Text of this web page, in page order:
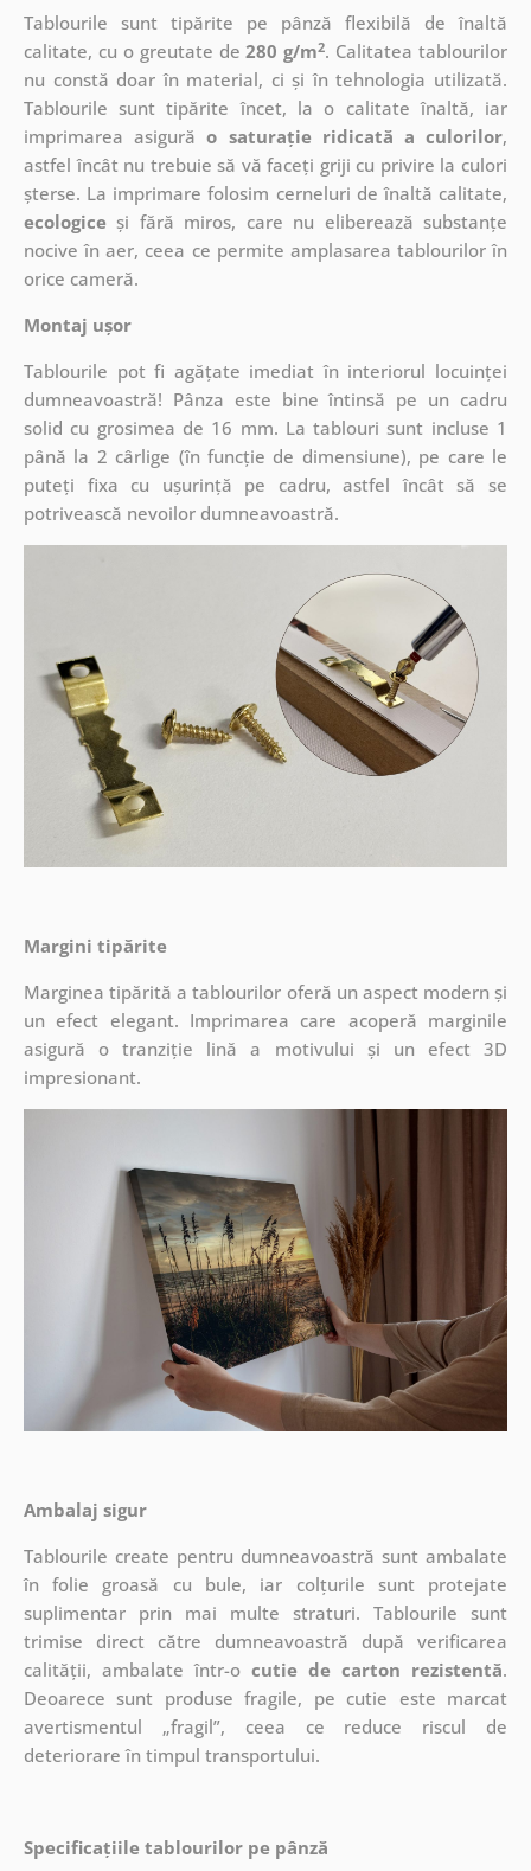
Tablourile sunt tipărite pe pânză flexibilă de înaltă
calitate, cu o greutate de280 g/m2. Calitatea tablourilor
nu constă doar în material, ci și în tehnologia utilizată.
Tablourile sunt tipărite încet, la o calitate înaltă, iar
imprimarea asigurăo saturație ridicată a culorilor,
astfel încât nu trebuie să vă faceți griji cu privire la culori
șterse. La imprimare folosim cerneluri de înaltă calitate,
ecologiceși fără miros, care nu eliberează substanțe
nocive în aer, ceea ce permite amplasarea tablourilor în
orice cameră.
Montaj ușor
Tablourile pot fi agățate imediat în interiorul locuinței
dumneavoastră! Pânza este bine întinsă pe un cadru
solid cu grosimea de 16 mm. La tablouri sunt incluse 1
până la 2 cârlige (în funcție de dimensiune), pe care le
puteți fixa cu ușurință pe cadru, astfel încât să se
potrivească nevoilor dumneavoastră.
Margini tipărite
Marginea tipărită a tablourilor oferă un aspect modern și
un efect elegant. Imprimarea care acoperă marginile
asigură o tranziție lină a motivului și un efect 3D
impresionant.
Ambalaj sigur
Tablourile create pentru dumneavoastră sunt ambalate
în folie groasă cu bule, iar colțurile sunt protejate
suplimentar prin mai multe straturi.Tablourile sunt
trimise direct către dumneavoastră după verificarea
calității, ambalate într-o cutie de carton rezistentă.
Deoarece sunt produse fragile, pe cutie este marcat
avertismentul „fragil”, ceea ce reduce riscul de
deteriorare în timpul transportului.
Specificațiile tablourilor pe pânză